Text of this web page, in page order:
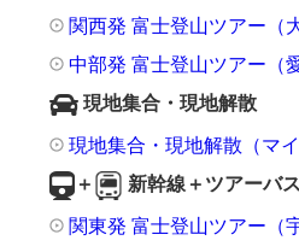
関西発 富士登山ツアー（
中部発 富士登山ツアー（
現地集合・現地解散
現地集合・現地解散（マイ
＋
新幹線＋ツアーバス
関東発 富士登山ツアー（